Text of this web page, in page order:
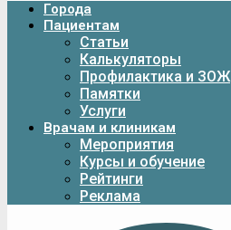
Города
Пациентам
Статьи
Калькуляторы
Профилактика и ЗОЖ
Памятки
Услуги
Врачам и клиникам
Мероприятия
Курсы и обучение
Рейтинги
Реклама